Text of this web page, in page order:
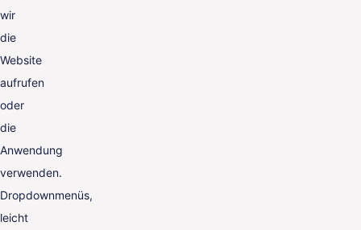
wir
die
Website
aufrufen
oder
die
Anwendung
verwenden.
Dropdownmenüs,
leicht